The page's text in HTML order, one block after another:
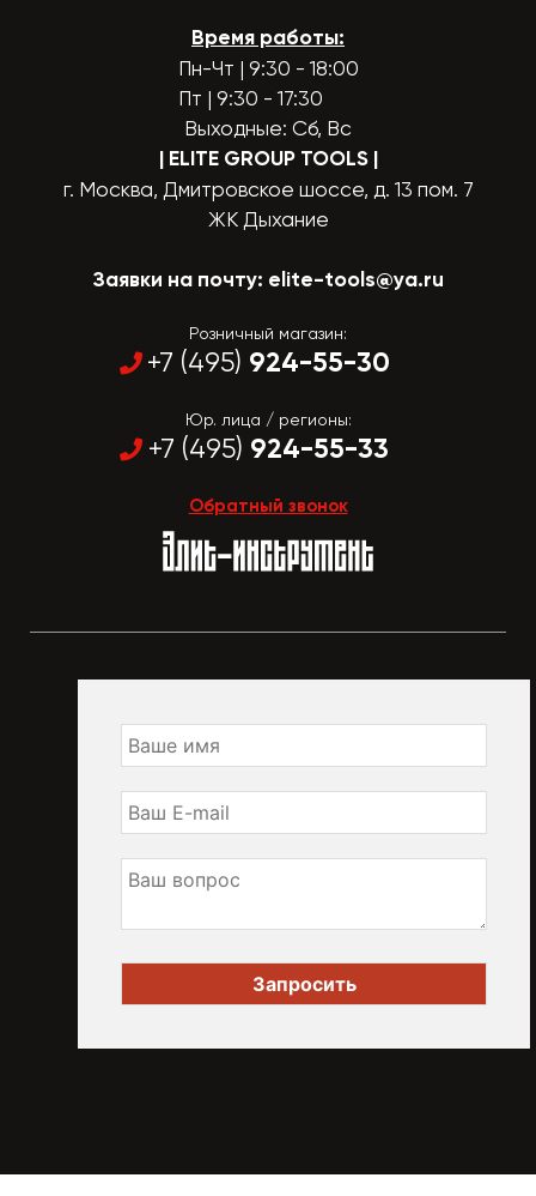
Время работы:
Пн-Чт | 9:30 - 18:00
Пт | 9:30 - 17:30
Выходные: Сб, Вс
| ELITE GROUP TOOLS |
г. Москва, Дмитровское шоссе, д. 13 пом. 7
ЖК Дыхание
Заявки на почту: elite-tools@ya.ru
Розничный магазин:
+7 (495) 924-55-30
Юр. лица / регионы:
+7 (495) 924-55-33
Обратный звонок